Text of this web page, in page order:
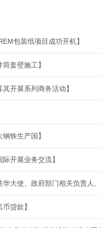
包装纸项目成功开机】
套壁施工】
开展系列商务活动】
铁生产国】
开展业务交流】
华大使、政府部门相关负责人
贷款】